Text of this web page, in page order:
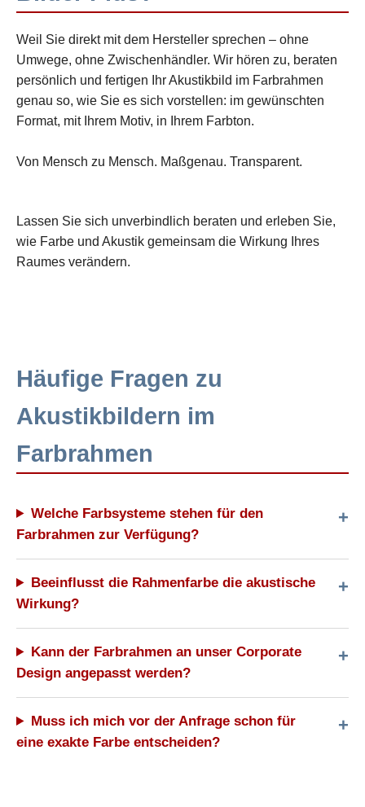
Weil Sie direkt mit dem Hersteller sprechen – ohne
Umwege, ohne Zwischenhändler. Wir hören zu, beraten
persönlich und fertigen Ihr Akustikbild im Farbrahmen
genau so, wie Sie es sich vorstellen: im gewünschten
Format, mit Ihrem Motiv, in Ihrem Farbton.
Von Mensch zu Mensch. Maßgenau. Transparent.
Lassen Sie sich unverbindlich beraten und erleben Sie,
wie Farbe und Akustik gemeinsam die Wirkung Ihres
Raumes verändern.
Häufige Fragen zu
Akustikbildern im
Farbrahmen
Welche Farbsysteme stehen für den
Farbrahmen zur Verfügung?
Beeinflusst die Rahmenfarbe die akustische
Wirkung?
Kann der Farbrahmen an unser Corporate
Design angepasst werden?
Muss ich mich vor der Anfrage schon für
eine exakte Farbe entscheiden?